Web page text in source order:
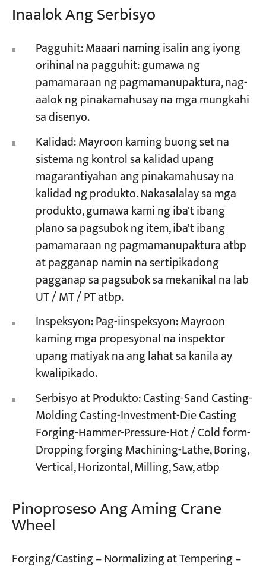
Inaalok Ang Serbisyo
Pagguhit: Maaari naming isalin ang iyong
orihinal na pagguhit: gumawa ng
pamamaraan ng pagmamanupaktura, nag-
aalok ng pinakamahusay na mga mungkahi
sa disenyo.
Kalidad: Mayroon kaming buong set na
sistema ng kontrol sa kalidad upang
magarantiyahan ang pinakamahusay na
kalidad ng produkto. Nakasalalay sa mga
produkto, gumawa kami ng iba't ibang
plano sa pagsubok ng item, iba't ibang
pamamaraan ng pagmamanupaktura atbp
at pagganap namin na sertipikadong
pagganap sa pagsubok sa mekanikal na lab
UT / MT / PT atbp.
Inspeksyon: Pag-iinspeksyon: Mayroon
kaming mga propesyonal na inspektor
upang matiyak na ang lahat sa kanila ay
kwalipikado.
Serbisyo at Produkto: Casting-Sand Casting-
Molding Casting-Investment-Die Casting
Forging-Hammer-Pressure-Hot / Cold form-
Dropping forging Machining-Lathe, Boring,
Vertical, Horizontal, Milling, Saw, atbp
Pinoproseso Ang Aming Crane
Wheel
Forging/Casting – Normalizing at Tempering –